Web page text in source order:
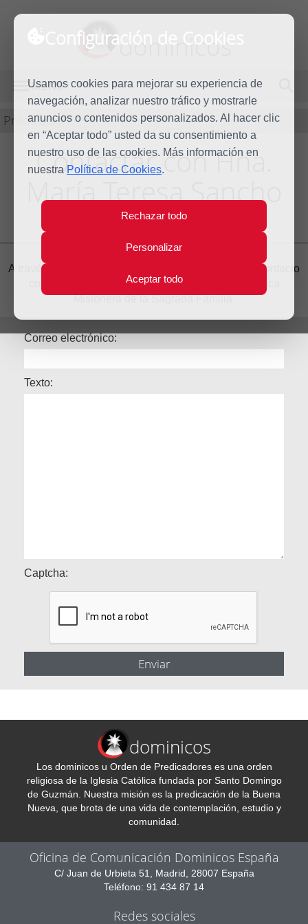
Configuración de Cookies
Usamos cookies para mejorar su experiencia de
navegación, analizar nuestro tráfico y mostrarle
anuncios o contenidos personalizados. Al hacer clic
en “Aceptar todo” usted da su consentimiento a
nuestro uso de las cookies. Más información en
nuestra Política de Cookies.
Rechazar todo
Personalizar
Aceptar todo
dominicos
MENÚ
Predicación
Contactar con Hna.
María Teresa Sancho
Pascua
A través del siguiente formulario puede ponerse en contacto
Hna. María Teresa Sancho Pascua
Misionera de la Sagrada Familia.
Correo electrónico:
Texto:
Captcha:
dominicos
Los dominicos u Orden de Predicadores es una orden
religiosa de la Iglesia Católica fundada por Santo Domingo
de Guzmán. Nuestra misión es la predicación de la Buena
Nueva, que brota de una vida de contemplación, estudio y
comunidad.
Oficina de Comunicación Dominicos España
C/ Juan de Urbieta 51, Madrid, 28007 España
Teléfono: 91 434 87 14
Redes sociales